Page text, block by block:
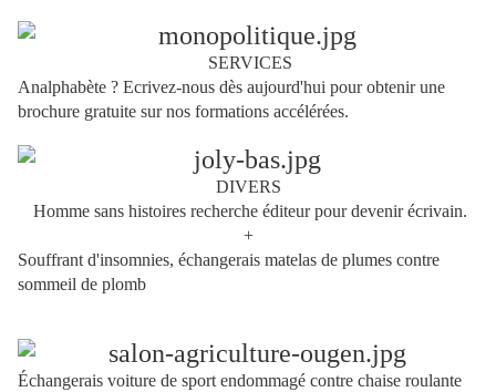
SERVICES
Analphabète ? Ecrivez-nous dès aujourd'hui pour obtenir une
brochure gratuite sur nos formations accélérées.
DIVERS
Homme sans histoires recherche éditeur pour devenir écrivain.
+
Souffrant d'insomnies, échangerais matelas de plumes contre
sommeil de plomb
Échangerais voiture de sport endommagé contre chaise roulante